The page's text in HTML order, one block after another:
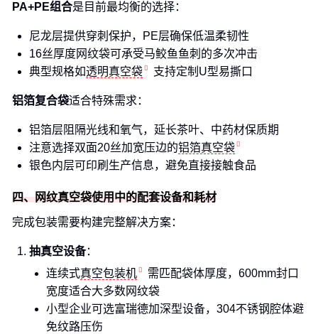
PA+PE组合是目前最均衡的选择：
尼龙层提供穿刺保护，PE层确保低温柔韧性
16丝厚度网纹袋可承受马鲛鱼鱼刺的多次冲击
典型规格如透明真空袋 支持定制U型易撕口
铝箔复合袋适合特殊需求：
铝箔层阻隔光线和氧气，延长茶叶、中药材保质期
注意选择双面20丝加宽压边的铝箔真空袋
银色内层可印刷生产信息，避免直接接触食品
四、网纹真空袋使用中的配套设备和耗材
完成包装需要构建完整解决方案：
抽真空设备：
连续式真空包装机
需匹配袋体厚度，600mm封口
宽度适合大多数网纹袋
小型企业可选富瑞德加深型设备，304不锈钢腔体避
免纹路压伤